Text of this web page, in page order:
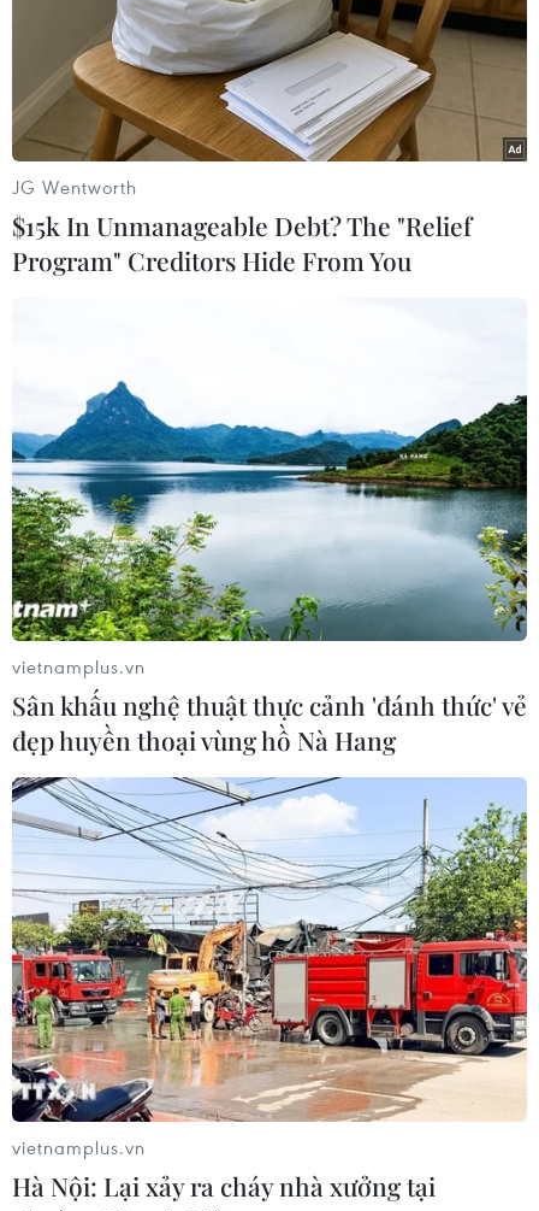
Nhân chứng bàng hoàng kể lại vụ bốt điện
phát nổ ở Hà Đông
17/11/2016 10:53
Những nhân chứng trực tiếp chứng kiến vụ nổ bốt điện
tại Hà Đông, Hà Nội vào chiều nay, 17/11 cho hay vào
thời điểm sự cố xảy ra, nhiều nạn nhân đã bị lửa bao
trùm.
JG Wentworth
$15k In Unmanageable Debt? The "Relief
Program" Creditors Hide From You
vietnamplus.vn
Sân khấu nghệ thuật thực cảnh 'đánh thức' vẻ
đẹp huyền thoại vùng hồ Nà Hang
vietnamplus.vn
Hà Nội: Lại xảy ra cháy nhà xưởng tại